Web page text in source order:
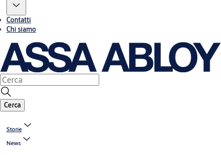
Contatti
Chi siamo
Cerca
Storie
News